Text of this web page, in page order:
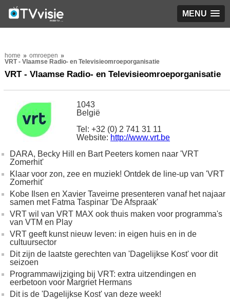
MENU
home
omroepen
VRT - Vlaamse Radio- en Televisieomroeporganisatie
VRT - Vlaamse Radio- en Televisieomroeporganisatie
1043
België
Tel: +32 (0) 2 741 31 11
Website: http://www.vrt.be
DARA, Becky Hill en Bart Peeters komen naar 'VRT
Zomerhit'
Klaar voor zon, zee en muziek! Ontdek de line-up van 'VRT
Zomerhit'
Kobe Ilsen en Xavier Taveirne presenteren vanaf het najaar
samen met Fatma Taspinar 'De Afspraak'
VRT wil van VRT MAX ook thuis maken voor programma's
van VTM en Play
VRT geeft kunst nieuw leven: in eigen huis en in de
cultuursector
Dit zijn de laatste gerechten van 'Dagelijkse Kost' voor dit
seizoen
Programmawijziging bij VRT: extra uitzendingen en
eerbetoon voor Margriet Hermans
Dit is de 'Dagelijkse Kost' van deze week!